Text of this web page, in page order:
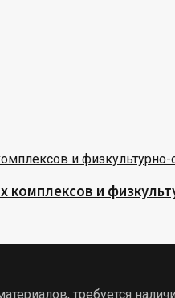
комплексов и
требуется